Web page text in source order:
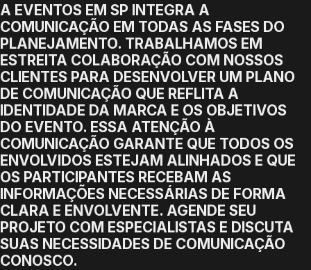
A EVENTOS EM SP INTEGRA A
COMUNICAÇÃO EM TODAS AS FASES DO
PLANEJAMENTO. TRABALHAMOS EM
ESTREITA COLABORAÇÃO COM NOSSOS
CLIENTES PARA DESENVOLVER UM PLANO
DE COMUNICAÇÃO QUE REFLITA A
IDENTIDADE DA MARCA E OS OBJETIVOS
DO EVENTO. ESSA ATENÇÃO À
COMUNICAÇÃO GARANTE QUE TODOS OS
ENVOLVIDOS ESTEJAM ALINHADOS E QUE
OS PARTICIPANTES RECEBAM AS
INFORMAÇÕES NECESSÁRIAS DE FORMA
CLARA E ENVOLVENTE. AGENDE SEU
PROJETO COM ESPECIALISTAS E DISCUTA
SUAS NECESSIDADES DE COMUNICAÇÃO
CONOSCO.